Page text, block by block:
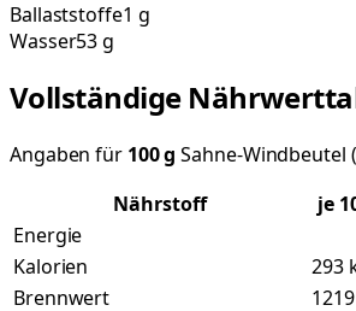
Ballaststoffe1 g
Wasser53 g
Vollständige
Angaben für 100g Sahne-Windbeutel
Nährstoff
je
Energie
Kalorien
293
Brennwert
1219